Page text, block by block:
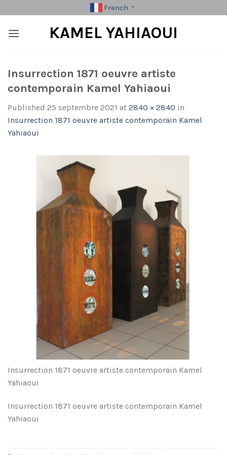
to
content
French ▼
KAMEL YAHIAOUI
Insurrection 1871 oeuvre artiste
contemporain Kamel Yahiaoui
Published 25 septembre 2021 at 2840 × 2840 in
Insurrection 1871 oeuvre artiste contemporain Kamel
Yahiaoui
Insurrection 1871 oeuvre artiste contemporain Kamel
Yahiaoui
Insurrection 1871 oeuvre artiste contemporain Kamel
Yahiaoui